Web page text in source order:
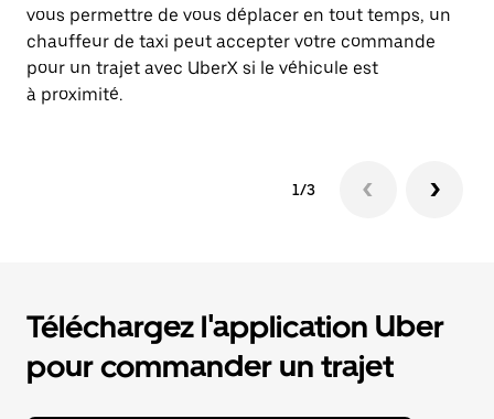
vous permettre de vous déplacer en tout temps, un
chauffeur de taxi peut accepter votre commande
pour un trajet avec UberX si le véhicule est
à proximité.
1/3
Téléchargez l'application Uber
pour commander un trajet